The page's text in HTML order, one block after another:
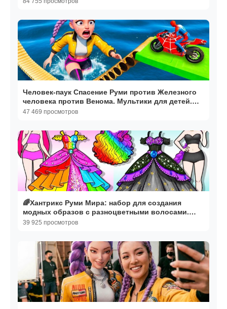
Человек-паук Спасение Руми против Железного
человека против Венома. Мультики для детей.
Игры
47 469 просмотров
🌈Хантрикс Руми Мира: набор для создания
модных образов с разноцветными волосами.
Поделки. Мультики
39 925 просмотров